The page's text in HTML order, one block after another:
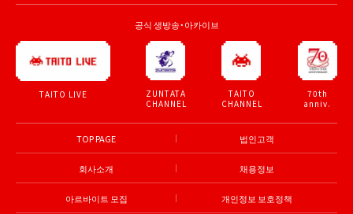
공식 생방송・아카이브
TAITO LIVE
ZUNTATA
CHANNEL
TAITO
CHANNEL
70th
anniv.
TOP PAGE 법인고객
회사소개 채용정보
아르바이트 모집 개인정보 보호정책